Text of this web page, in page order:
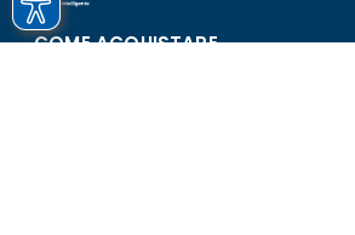
COME ACQUISTARE